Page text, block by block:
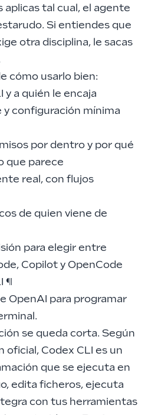
aplicas tal cual, el agente
Si entiendes que
otra disciplina, le sacas
cómo usarlo bien:
y a quién le encaja
y configuración mínima
por dentro y por qué
que parece
real, con flujos
de quien viene de
para elegir entre
Copilot y OpenCode
¶
OpenAI para programar
se queda corta. Según
oficial, Codex CLI es un
que se ejecuta en
edita ficheros, ejecuta
con tus herramientas